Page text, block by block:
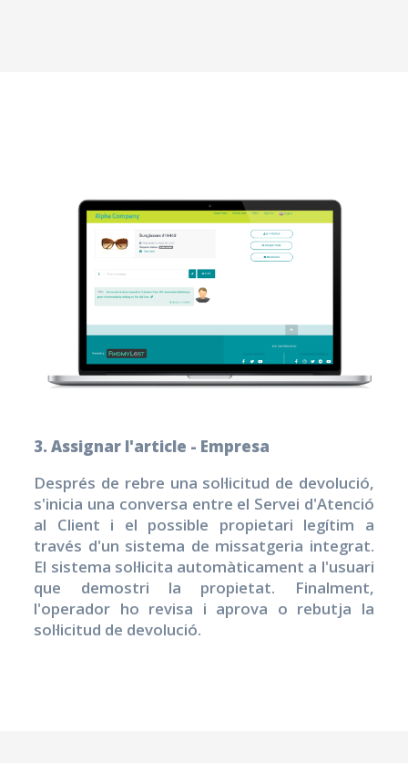
3. Assignar l'article - Empresa
Després de rebre una sol·licitud de devolució,
s'inicia una conversa entre el Servei d'Atenció
al Client i el possible propietari legítim a
través d'un sistema de missatgeria integrat.
El sistema sol·licita automàticament a l'usuari
que demostri la propietat. Finalment,
l'operador ho revisa i aprova o rebutja la
sol·licitud de devolució.